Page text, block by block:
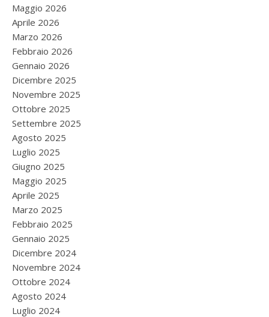
Maggio 2026
Aprile 2026
Marzo 2026
Febbraio 2026
Gennaio 2026
Dicembre 2025
Novembre 2025
Ottobre 2025
Settembre 2025
Agosto 2025
Luglio 2025
Giugno 2025
Maggio 2025
Aprile 2025
Marzo 2025
Febbraio 2025
Gennaio 2025
Dicembre 2024
Novembre 2024
Ottobre 2024
Agosto 2024
Luglio 2024